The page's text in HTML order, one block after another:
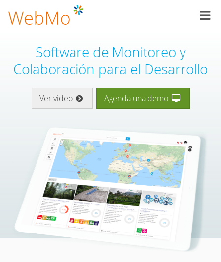
Software de Monitoreo y
Colaboración para el Desarrollo
Ver video Agenda una demo